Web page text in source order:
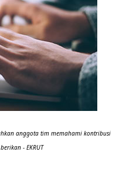
anggota tim memahami kontribusi
- EKRUT